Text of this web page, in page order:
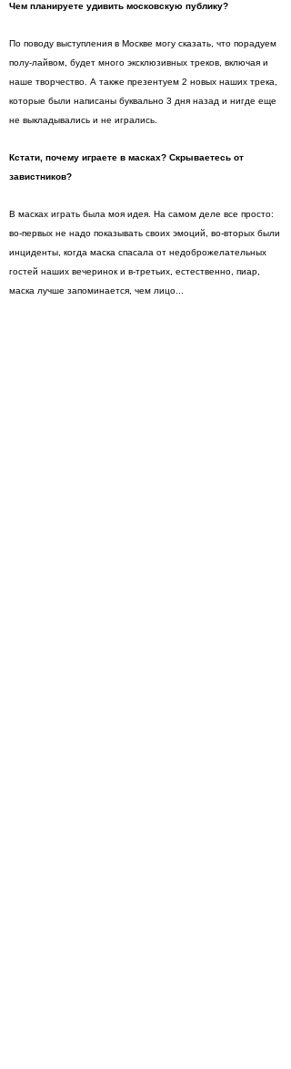
Чем планируете удивить московскую публику?
По поводу выступления в Москве могу сказать, что порадуем
полу-лайвом, будет много эксклюзивных треков, включая и
наше творчество. А также презентуем 2 новых наших трека,
которые были написаны буквально 3 дня назад и нигде еще
не выкладывались и не игрались.
Кстати, почему играете в масках? Скрываетесь от
завистников?
В масках играть была моя идея. На самом деле все просто:
во-первых не надо показывать своих эмоций, во-вторых были
инциденты, когда маска спасала от недоброжелательных
гостей наших вечеринок и в-третьих, естественно, пиар,
маска лучше запоминается, чем лицо...